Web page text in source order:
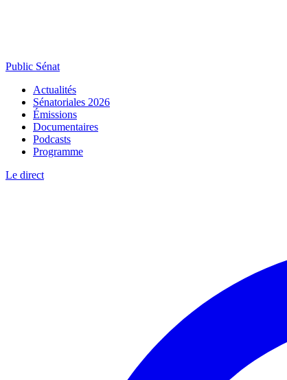
Public Sénat
Actualités
Sénatoriales 2026
Émissions
Documentaires
Podcasts
Programme
Le direct